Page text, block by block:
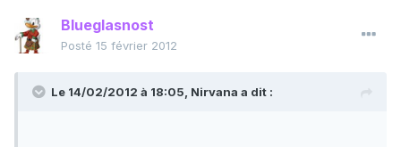
Blueglasnost
Posté 15 février 2012
Le 14/02/2012 à 18:05, Nirvana a dit :